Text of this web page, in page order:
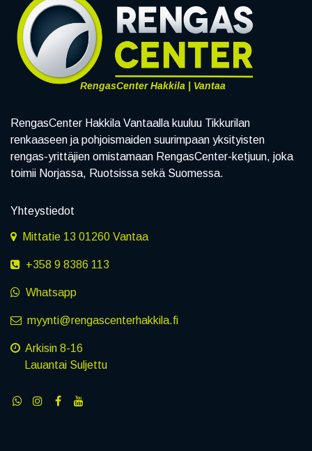
RengasCenter Hakkila | Vantaa
RengasCenter Hakkila Vantaalla kuuluu Tikkurilan
renkaaseen ja pohjoismaiden suurimpaan yksityisten
rengas-yrittäjien omistamaan RengasCenter-ketjuun, joka
toimii Norjassa, Ruotsissa sekä Suomessa.
Yhteystiedot
Mittatie 13 01260 Vantaa
+358 9 8386 113
Whatsapp
myynti@rengascenterhakkila.fi
Arkisin 8-16
Lauantai Suljettu